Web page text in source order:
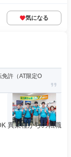
気になる
許（AT限定O
異業種からの転職